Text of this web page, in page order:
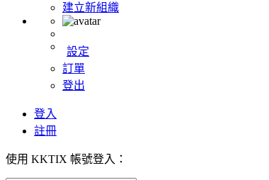
建立新組織
設定
訂單
登出
登入
註冊
使用 KKTIX 帳號登入：